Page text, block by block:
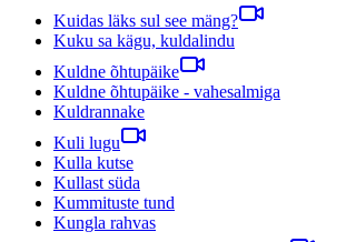
Kuidas läks sul see mäng?
Kuku sa kägu, kuldalindu
Kuldne õhtupäike
Kuldne õhtupäike - vahesalmiga
Kuldrannake
Kuli lugu
Kulla kutse
Kullast süda
Kummituste tund
Kungla rahvas